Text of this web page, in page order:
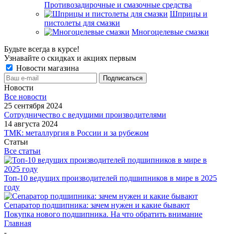
Противозадирочные и смазочные средства
Шприцы и
пистолеты для смазки
Многоцелевые смазки
Будьте всегда в курсе!
Узнавайте о скидках и акциях первым
Новости магазина
Новости
Все новости
25 сентября 2024
Сотрудничество с ведущими производителями
14 августа 2024
ТМК: металлургия в России и за рубежом
Статьи
Все статьи
Топ-10 ведущих производителей подшипников в мире в 2025
году
Сепаратор подшипника: зачем нужен и какие бывают
Покупка нового подшипника. На что обратить внимание
Главная
-